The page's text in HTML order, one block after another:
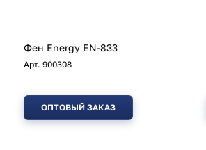
Фен Energy EN-833
Арт. 900308
ОПТОВЫЙ ЗАКАЗ